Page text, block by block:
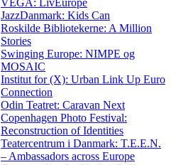
VEGA: LivEurope
JazzDanmark: Kids Can
Roskilde Bibliotekerne: A Million
Stories
Swinging Europe: NIMPE og
MOSAIC
Institut for (X): Urban Link Up Euro
Connection
Odin Teatret: Caravan Next
Copenhagen Photo Festival:
Reconstruction of Identities
Teatercentrum i Danmark: T.E.E.N.
– Ambassadors across Europe